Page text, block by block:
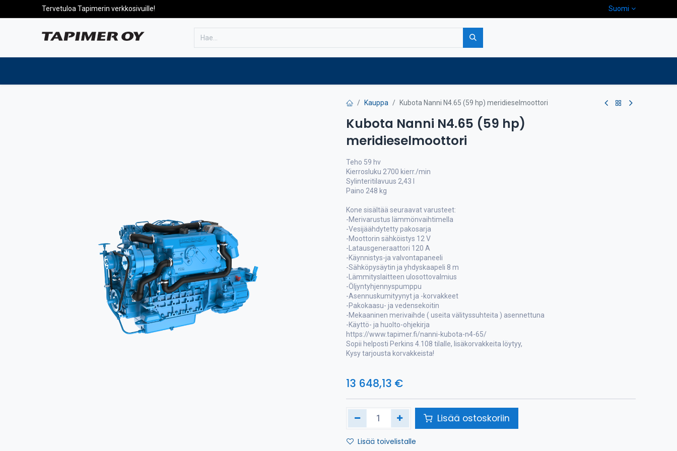
Tervetuloa Tapimerin verkkosivuille! Suomi
Kauppa Kubota Nanni N4.65 (59 hp) meridieselmoottori
Kubota Nanni N4.65 (59 hp)
meridieselmoottori
Teho 59 hv
Kierrosluku 2700 kierr./min
Sylinteritilavuus 2,43 l
Paino 248 kg
Kone sisältää seuraavat varusteet:
-Merivarustus lämmönvaihtimella
-Vesijäähdytetty pakosarja
-Moottorin sähköistys 12 V
-Latausgeneraattori 120 A
-Käynnistys-ja valvontapaneeli
-Sähköpysäytin ja yhdyskaapeli 8 m
-Lämmityslaitteen ulosottovalmius
-Öljyntyhjennyspumppu
-Asennuskumityynyt ja -korvakkeet
-Pakokaasu- ja vedensekoitin
-Mekaaninen merivaihde ( useita välityssuhteita ) asennettuna
-Käyttö- ja huolto-ohjekirja
https://www.tapimer.fi/nanni-kubota-n4-65/
Sopii helposti Perkins 4.108 tilalle, lisäkorvakkeita löytyy,
Kysy tarjousta korvakkeista!
13 648,13 €
Lisää ostoskoriin
Lisää toivelistalle